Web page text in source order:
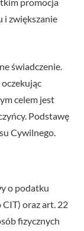
i zwiększanie
świadczenie.
celem jest
Podstawę
Cywilnego.
o podatku
oraz art. 22
fizycznych